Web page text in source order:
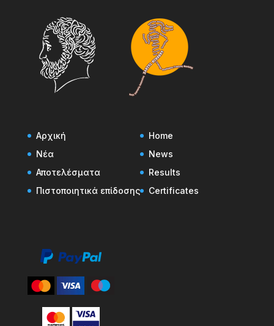
Αρχική
Νέα
Αποτελέσματα
Πιστοποιητικά επίδοσης
Home
News
Results
Certificates